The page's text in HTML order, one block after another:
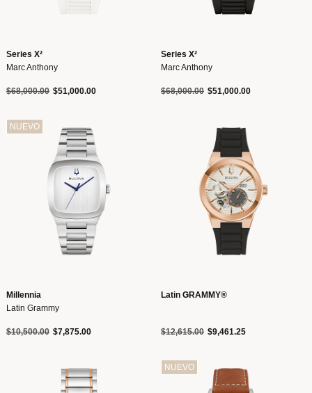
Series X²
Marc Anthony
Precio reducido de
$68,000.00a$51,000.00
Series X²
Marc Anthony
Precio reducido de
$68,000.00a$51,000.00
NUEVO
Millennia
Latin Grammy
Precio reducido de
$10,500.00a$7,875.00
Latin GRAMMY®
Precio reducido de
$12,615.00a$9,461.25
NUEVO